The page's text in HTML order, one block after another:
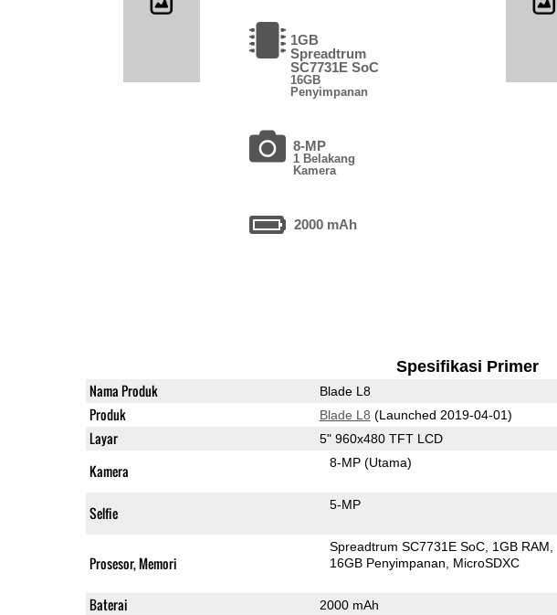
1GB
Spreadtrum
SC7731E SoC
16GB
Penyimpanan
8-MP
1 Belakang
Kamera
2000 mAh
Spesifikasi Primer
Nama Produk Blade L8
Produk Blade L8 (Launched 2019-04-01)
Layar 5" 960x480 TFT LCD
Kamera 8-MP(Utama)
Selfie 5-MP
Prosesor, Memori
Spreadtrum SC7731E SoC 1GB RAM
16GB Penyimpanan
MicroSDXC
Baterai 2000 mAh